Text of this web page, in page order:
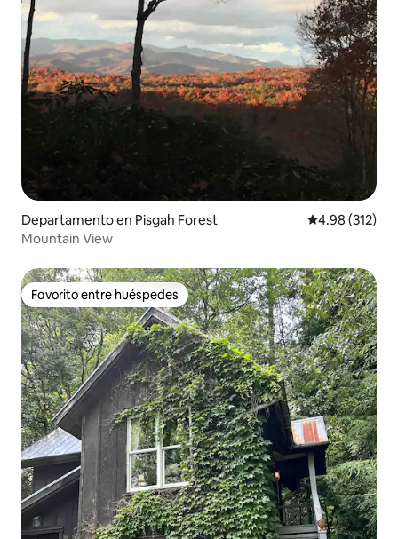
Departamento en Pisgah Forest Calificación
4.98 (312)
Mountain View
Favorito entre huéspedes
Favorito entre huéspedes